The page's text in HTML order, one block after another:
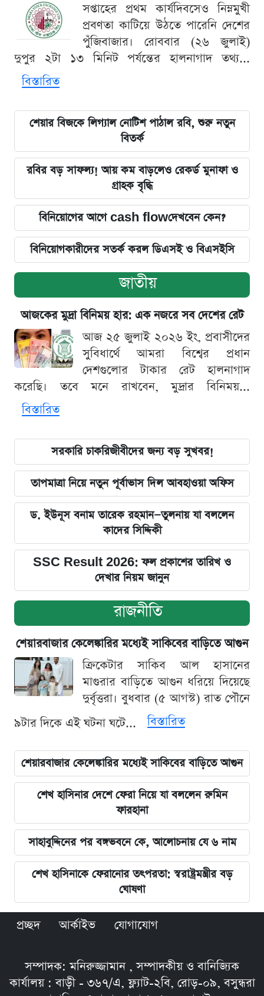
সপ্তাহের প্রথম কার্যদিবসেও নিম্নমুখী
প্রবণতা কাটিয়ে উঠতে পারেনি দেশের
পুঁজিবাজার। রোববার (২৬ জুলাই)
দুপুর ২টা ১৩ মিনিট পর্যন্তের হালনাগাদ তথ্য...
বিস্তারিত
শেয়ার বিজকে লিগ্যাল নোটিশ পাঠাল রবি, শুরু নতুন
বিতর্ক
রবির বড় সাফল্য! আয় কম বাড়লেও রেকর্ড মুনাফা ও
গ্রাহক বৃদ্ধি
বিনিয়োগের আগে cash flowদেখবেন কেন?
বিনিয়োগকারীদের সতর্ক করল ডিএসই ও বিএসইসি
জাতীয়
আজকের মুদ্রা বিনিময় হার: এক নজরে সব দেশের রেট
আজ ২৫ জুলাই ২০২৬ ইং, প্রবাসীদের
সুবিধার্থে আমরা বিশ্বের প্রধান
দেশগুলোর টাকার রেট হালনাগাদ
করেছি। তবে মনে রাখবেন, মুদ্রার বিনিময়...
বিস্তারিত
সরকারি চাকরিজীবীদের জন্য বড় সুখবর!
তাপমাত্রা নিয়ে নতুন পূর্বাভাস দিল আবহাওয়া অফিস
ড. ইউনূস বনাম তারেক রহমান—তুলনায় যা বললেন
কাদের সিদ্দিকী
SSC Result 2026: ফল প্রকাশের তারিখ ও
দেখার নিয়ম জানুন
রাজনীতি
শেয়ারবাজার কেলেঙ্কারির মধ্যেই সাকিবের বাড়িতে আগুন
ক্রিকেটার সাকিব আল হাসানের
মাগুরার বাড়িতে আগুন ধরিয়ে দিয়েছে
দুর্বৃত্তরা। বুধবার (৫ আগস্ট) রাত পৌনে
৯টার দিকে এই ঘটনা ঘটে...
বিস্তারিত
শেয়ারবাজার কেলেঙ্কারির মধ্যেই সাকিবের বাড়িতে আগুন
শেখ হাসিনার দেশে ফেরা নিয়ে যা বললেন রুমিন
ফারহানা
সাহাবুদ্দিনের পর বঙ্গভবনে কে, আলোচনায় যে ৬ নাম
শেখ হাসিনাকে ফেরানোর তৎপরতা: স্বরাষ্ট্রমন্ত্রীর বড়
ঘোষণা
প্রচ্ছদ আর্কাইভ যোগাযোগ
সম্পাদক: মনিরুজ্জামান , সম্পাদকীয় ও বানিজ্যিক
কার্যালয় : বাড়ী - ৩৬৭/এ, ফ্ল্যাট-২বি, রোড়-০৯, বসুন্ধরা